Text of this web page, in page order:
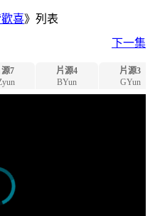
喜》列表
下一集
源7
片源4
BYun
片源3
GYun